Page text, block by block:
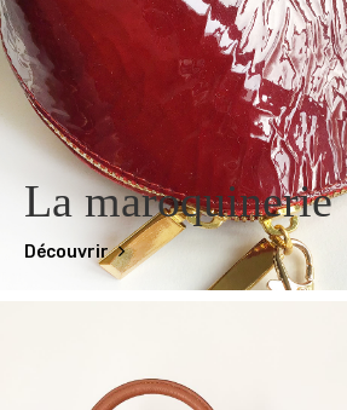
La maroquinerie
Découvrir